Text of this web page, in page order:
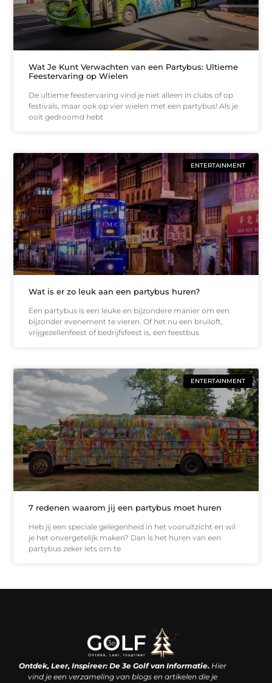
Wat Je Kunt Verwachten van een Partybus: Ultieme
Feestervaring op Wielen
De ultieme feestervaring vind je niet alleen in clubs of op
festivals, maar ook op vier wielen met een partybus! Als je
ooit gedroomd hebt
ENTERTAINMENT
Wat is er zo leuk aan een partybus huren?
Een partybus is een leuke en bijzondere manier om een
bijzonder evenement te vieren. Of het nu een bruiloft,
vrijgezellenfeest of bedrijfsfeest is, een feestbus
ENTERTAINMENT
7 redenen waarom jij een partybus moet huren
Heb jij een speciale gelegenheid in het vooruitzicht en wil
je het onvergetelijk maken? Dan is het huren van een
partybus zeker iets om te
Ontdek, Leer, Inspireer: De 3e Golf van Informatie.Hier
vind je een verzameling van blogs en artikelen die je